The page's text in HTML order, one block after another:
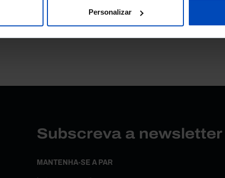
Personalizar
Subscreva a
MANTENHA-SE A PAR